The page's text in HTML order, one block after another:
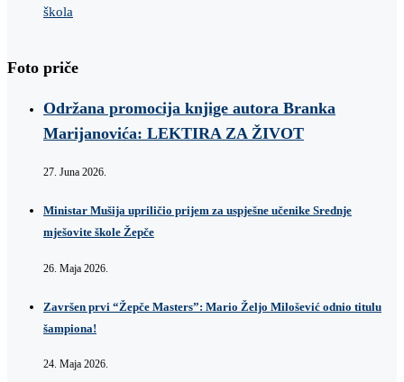
škola
Foto priče
Održana promocija knjige autora Branka
Marijanovića: LEKTIRA ZA ŽIVOT
27. Juna 2026.
Ministar Mušija upriličio prijem za uspješne učenike Srednje
mješovite škole Žepče
26. Maja 2026.
Završen prvi “Žepče Masters”: Mario Željo Milošević odnio titulu
šampiona!
24. Maja 2026.